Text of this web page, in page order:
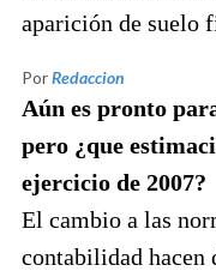
aparición de suelo
PorRedaccion
Aún es pronto
pero ¿que
ejercicio de 2007?
El cambio a las
contabilidad